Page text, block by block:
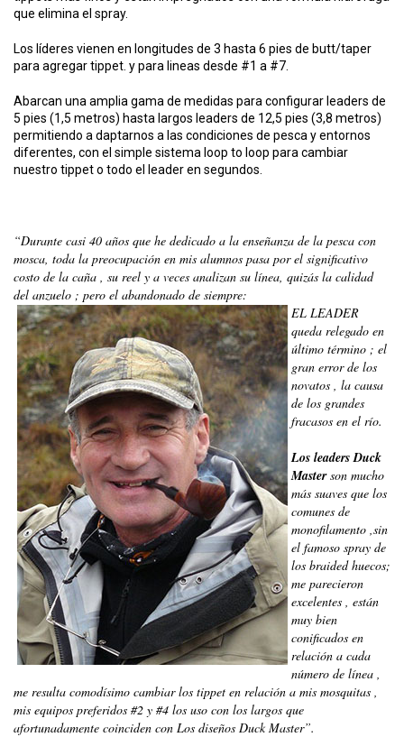
que elimina el spray.
Los líderes vienen en longitudes de 3 hasta 6 pies de butt/taper
para agregar tippet. y para lineas desde #1 a #7.
Abarcan una amplia gama de medidas para configurar leaders de
5 pies (1,5 metros) hasta largos leaders de 12,5 pies (3,8 metros)
permitiendo a daptarnos a las condiciones de pesca y entornos
diferentes, con el simple sistema loop to loop para cambiar
nuestro tippet o todo el leader en segundos.
“Durante casi 40 años que he dedicado a la enseñanza de la pesca con
mosca, toda la preocupación en mis alumnos pasa por el significativo
costo de la caña , su reel y a veces analizan su línea, quizás la calidad
del anzuelo ; pero el abandonado de siempre:
EL LEADER
queda relegado en
último término ; el
gran error de los
novatos , la causa
de los grandes
fracasos en el río.
Los leaders Duck
Masterson mucho
más suaves que los
comunes de
monofilamento ,sin
el famoso spray de
los braided huecos;
me parecieron
excelentes , están
muy bien
conificados en
relación a cada
número de línea ,
me resulta comodísimo cambiar los tippet en relación a mis mosquitas ,
mis equipos preferidos #2 y #4 los uso con los largos que
afortunadamente coinciden con Los diseños Duck Master”.